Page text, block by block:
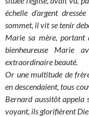
échelle d’argent
sommet, il vit se tenir
Marie sa mère, portant
bienheureuse Marie
extraordinaire beauté.
Or une multitude de
en descendaient, tous
Bernard aussitôt appela
voyant, ils glorifièrent